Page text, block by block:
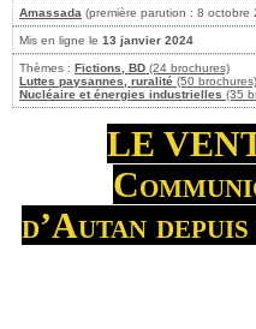
Amassada (première parution : 8 octobre
Mis en ligne le 13 janvier 2024
Thèmes : Fictions, BD (24 brochures)
Luttes paysannes, ruralité (50 brochures)
Nucléaire et énergies industrielles (35
LE
d’Autan